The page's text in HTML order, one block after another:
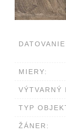
MIERY:
VÝTVARNÝ
TYP
ŽÁNER: